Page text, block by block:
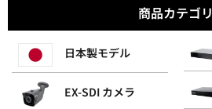
商品カテゴリ
日本製モデル
EX-SDI カメラ